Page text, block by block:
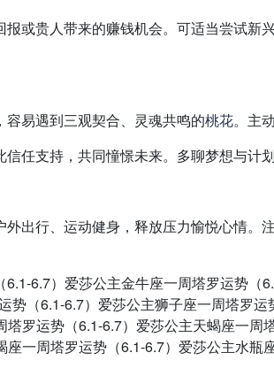
报或贵人带来的赚钱机会。可适当尝试新
易遇到三观契合、灵魂共鸣的桃花。主
任支持，共同憧憬未来。多聊梦想与计
出行、运动健身，释放压力愉悦心情。
6.1-6.7）爱莎公主金牛座一周塔罗运势（
势（6.1-6.7）爱莎公主狮子座一周塔罗
塔罗运势（6.1-6.7）爱莎公主天蝎座一
座一周塔罗运势（6.1-6.7）爱莎公主水瓶